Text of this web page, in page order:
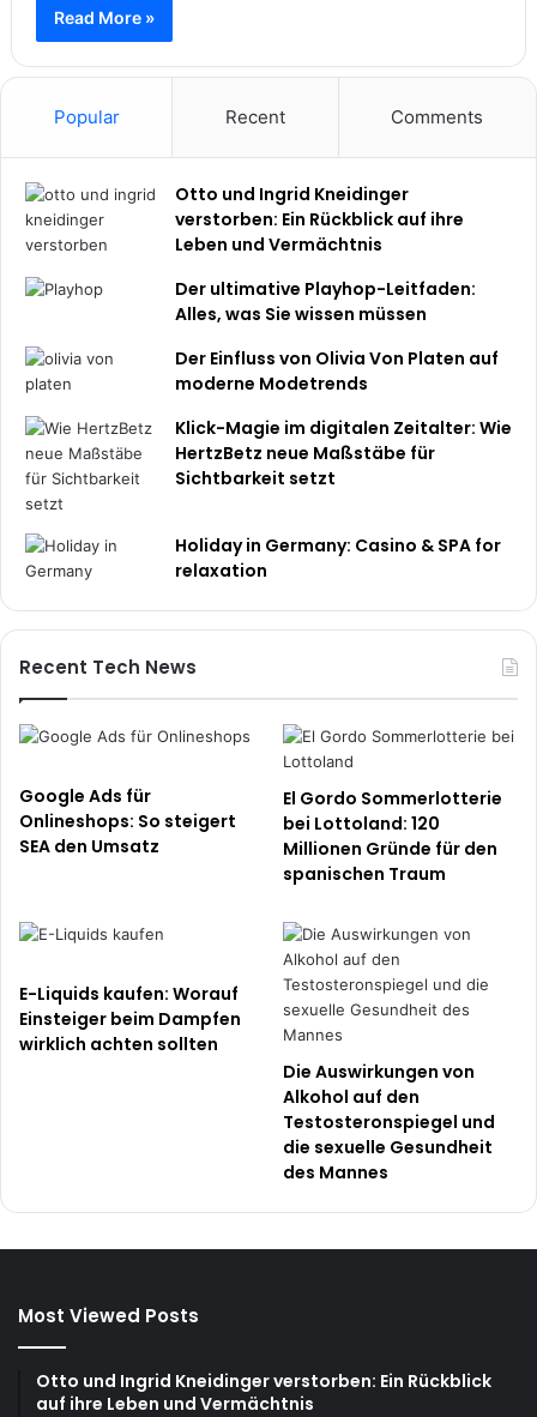
Read More »
Popular Recent Comments
Otto und Ingrid Kneidinger
verstorben: Ein Rückblick auf ihre
Leben und Vermächtnis
Der ultimative Playhop-Leitfaden:
Alles, was Sie wissen müssen
Der Einfluss von Olivia Von Platen auf
moderne Modetrends
Klick-Magie im digitalen Zeitalter: Wie
HertzBetz neue Maßstäbe für
Sichtbarkeit setzt
Holiday in Germany: Casino & SPA for
relaxation
Recent Tech News
Google Ads für
Onlineshops: So steigert
SEA den Umsatz
El Gordo Sommerlotterie
bei Lottoland: 120
Millionen Gründe für den
spanischen Traum
E-Liquids kaufen: Worauf
Einsteiger beim Dampfen
wirklich achten sollten
Die Auswirkungen von
Alkohol auf den
Testosteronspiegel und
die sexuelle Gesundheit
des Mannes
Most Viewed Posts
Otto und Ingrid Kneidinger verstorben: Ein Rückblick
auf ihre Leben und Vermächtnis